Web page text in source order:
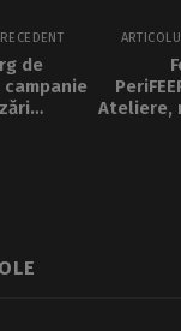
de
Ateliere,